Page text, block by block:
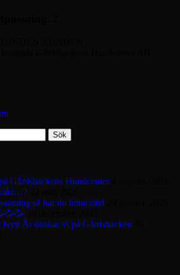
Gårdsbackens Hundcenter
så har du hittat rätt!
År önskar vi på Gårdsbacken